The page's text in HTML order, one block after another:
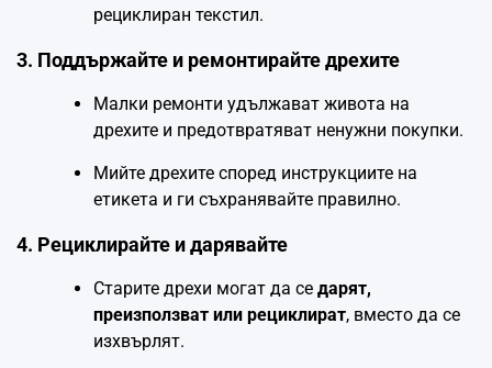
рециклиран текстил.
3. Поддържайте и ремонтирайте дрехите
Малки ремонти удължават живота на
дрехите и предотвратяват ненужни покупки.
Мийте дрехите според инструкциите на
етикета и ги съхранявайте правилно.
4. Рециклирайте и дарявайте
Старите дрехи могат да се дарят,
преизползват или рециклират, вместо да се
изхвърлят.